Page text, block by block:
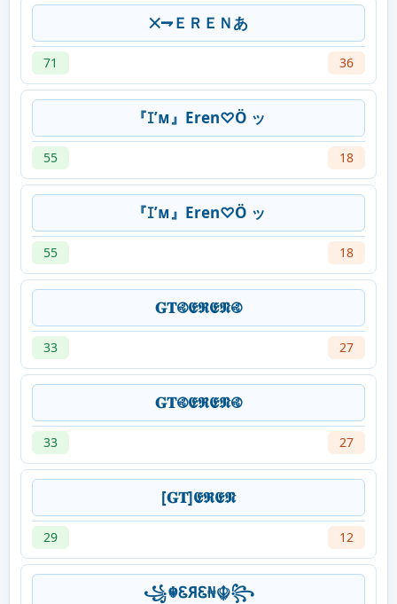
྾⇁ＥＲＥＮあ
71 36
『ꀤ’ᴍ』Eren♡Ö ッ
55 18
『ꀤ’ᴍ』Eren♡Ö ッ
55 18
𝐆𝐓࿋𝕰𝕽𝕰𝕹࿋
33 27
𝐆𝐓࿋𝕰𝕽𝕰𝕹࿋
33 27
[𝐆𝐓]𝕰𝕽𝕰𝕹
29 12
꧁☬ᏋЯᏋ₦☬꧂